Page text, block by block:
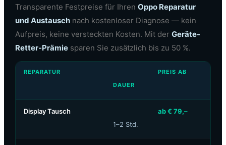
Transparente Festpreise für Ihren Oppo Reparatur
und Austauschnach kostenloser Diagnose — kein
Aufpreis, keine versteckten Kosten. Mit der Geräte-
Retter-Prämiesparen Sie zusätzlich bis zu 50 %.
REPARATUR
PREIS AB
DAUER
Display Tausch
ab € 79,–
1–2 Std.